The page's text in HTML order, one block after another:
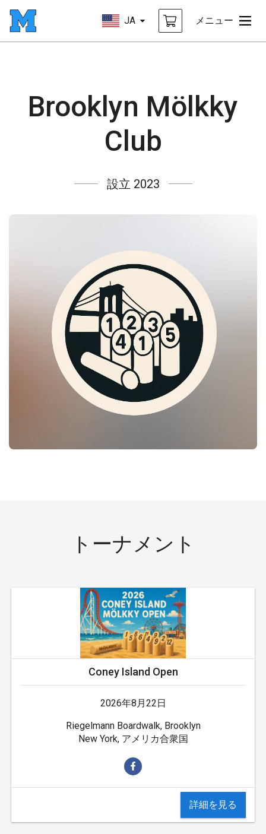
JA メニュー
Brooklyn Mölkky
Club
設立 2023
トーナメント
Coney Island Open
2026年8月22日
Riegelmann Boardwalk, Brooklyn
New York, アメリカ合衆国
詳細を見る